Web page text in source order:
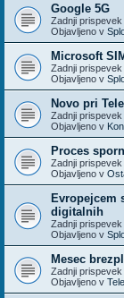
Google 5G
Zadnji
Objavljeno v
Microsoft
Zadnji
Objavljeno v
Novo pri
Zadnji
Objavljeno v
Proces
Zadnji
Objavljeno v
Evropejcem
digitalnih
Zadnji
Objavljeno v
Mesec
Zadnji
Objavljeno v